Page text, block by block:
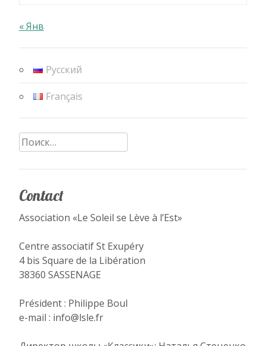
« Янв
Русский
Français
Найти:
Contact
Association «Le Soleil se Lève à l’Est»
Centre associatif St Exupéry
4 bis Square de la Libération
38360 SASSENAGE
Président : Philippe Boul
e-mail : info@lsle.fr